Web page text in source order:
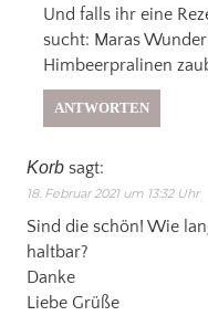
Und falls ihr eine
sucht: Maras
Himbeerpralinen
ANTWORTEN
Korb sagt:
18. Februar 2021 um 13:32 Uhr
Sind die schön! Wie
haltbar?
Danke
Liebe Grüße